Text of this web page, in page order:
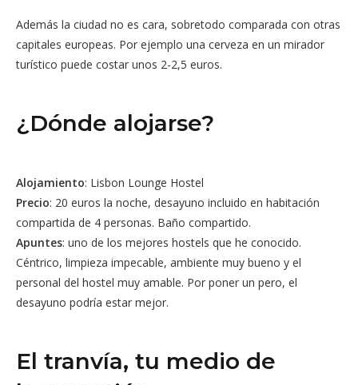
Además la ciudad no es cara, sobretodo comparada con otras
capitales europeas. Por ejemplo una cerveza en un mirador
turístico puede costar unos 2-2,5 euros.
¿Dónde alojarse?
Alojamiento: Lisbon Lounge Hostel
Precio: 20 euros la noche, desayuno incluido en habitación
compartida de 4 personas. Baño compartido.
Apuntes: uno de los mejores hostels que he conocido.
Céntrico, limpieza impecable, ambiente muy bueno y el
personal del hostel muy amable. Por poner un pero, el
desayuno podría estar mejor.
El tranvía, tu medio de